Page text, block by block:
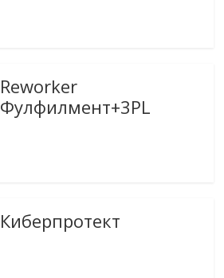
Reworker
Фулфилмент+3PL
Киберпротект